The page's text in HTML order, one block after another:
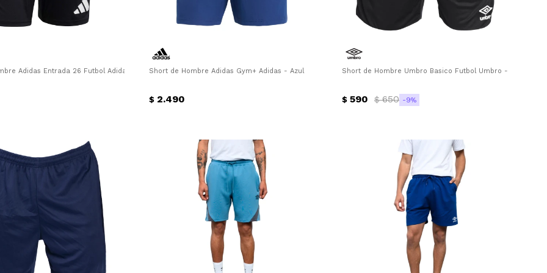
Adidas Entrada 26 Futbol Adidas - Negro - BlancoShort de Hombre Adidas Gym+ Adidas - Azul
$ 2.490
Short de Hombre Umbro Basico Futbol Umbro - Negro
$ 590 $ 650 9